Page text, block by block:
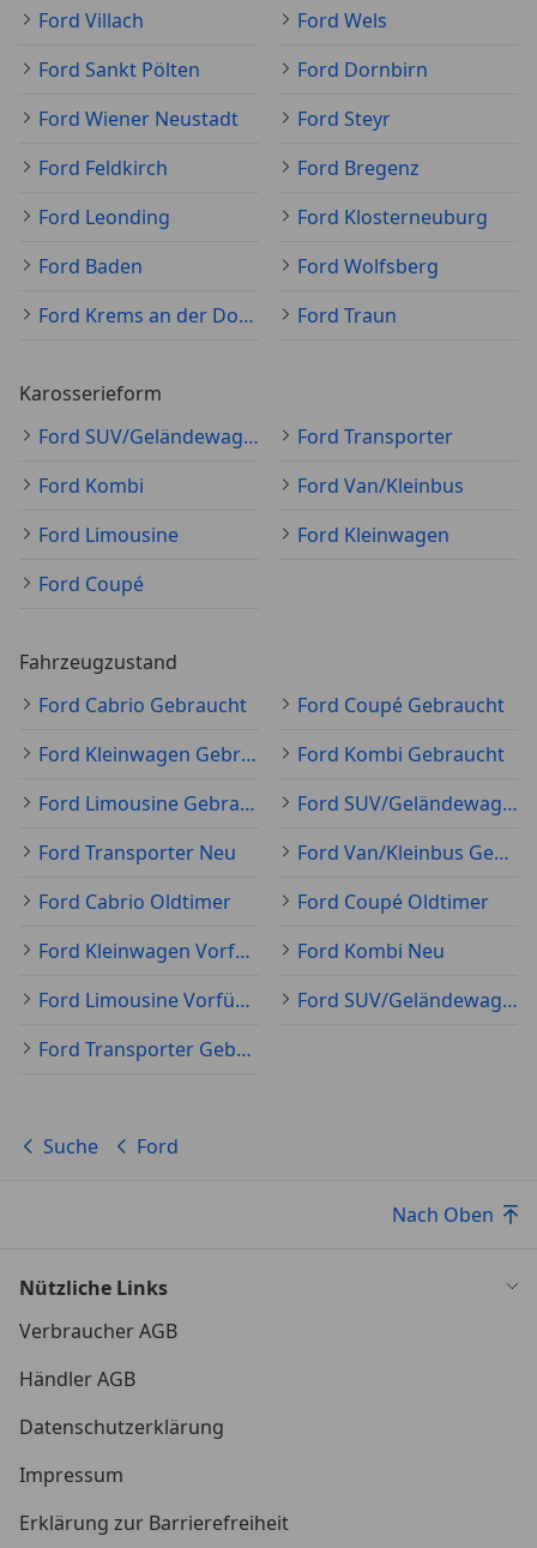
Ford Villach
Ford Wels
Ford Sankt Pölten
Ford Dornbirn
Ford Wiener Neustadt
Ford Steyr
Ford Feldkirch
Ford Bregenz
Ford Leonding
Ford Klosterneuburg
Ford Baden
Ford Wolfsberg
Ford Krems an der Donau
Ford Traun
Karosserieform
Ford SUV/Geländewagen/Pickup
Ford Transporter
Ford Kombi
Ford Van/Kleinbus
Ford Limousine
Ford Kleinwagen
Ford Coupé
Fahrzeugzustand
Ford Cabrio Gebraucht
Ford Coupé Gebraucht
Ford Kleinwagen Gebraucht
Ford Kombi Gebraucht
Ford Limousine Gebraucht
Ford SUV/Geländewagen/Pickup Gebraucht
Ford Transporter Neu
Ford Van/Kleinbus Gebraucht
Ford Cabrio Oldtimer
Ford Coupé Oldtimer
Ford Kleinwagen Vorführfahrzeug
Ford Kombi Neu
Ford Limousine Vorführfahrzeug
Ford SUV/Geländewagen/Pickup Neu
Ford Transporter Gebraucht
Suche Ford
Nach Oben
Nützliche Links
Verbraucher AGB
Händler AGB
Datenschutzerklärung
Impressum
Erklärung zur Barrierefreiheit